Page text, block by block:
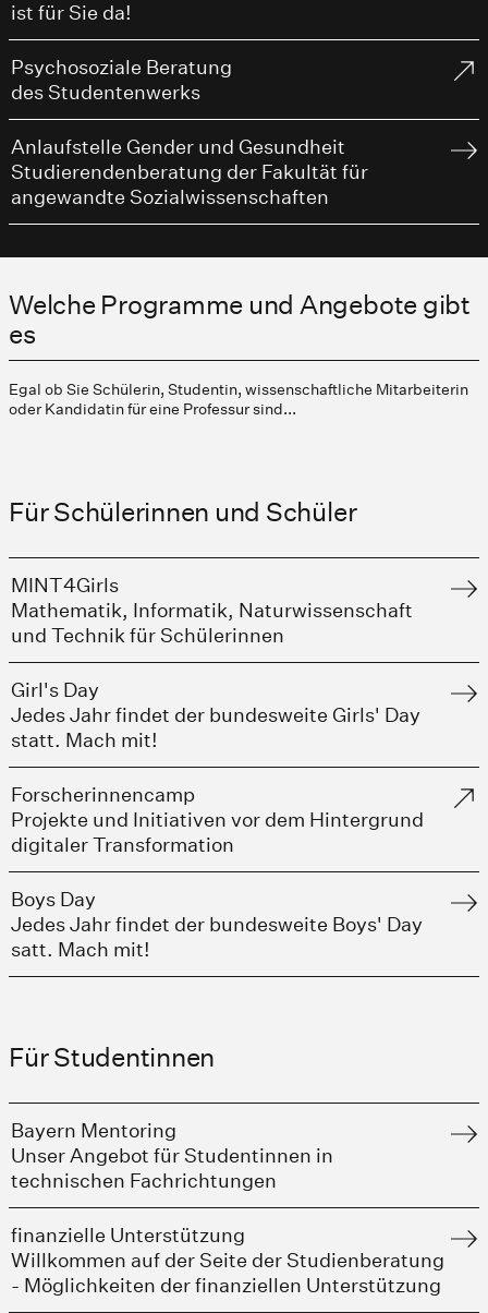
ist für Sie da!
Psychosoziale Beratung
des Studentenwerks
Anlaufstelle Gender und Gesundheit
Studierendenberatung der Fakultät für
angewandte Sozialwissenschaften
Welche Programme und Angebote gibt
es
Egal ob Sie Schülerin, Studentin, wissenschaftliche Mitarbeiterin
oder Kandidatin für eine Professur sind...
Für Schülerinnen und Schüler
MINT4Girls
Mathematik, Informatik, Naturwissenschaft
und Technik für Schülerinnen
Girl's Day
Jedes Jahr findet der bundesweite Girls' Day
statt. Mach mit!
Forscherinnencamp
Projekte und Initiativen vor dem Hintergrund
digitaler Transformation
Boys Day
Jedes Jahr findet der bundesweite Boys' Day
satt. Mach mit!
Für Studentinnen
Bayern Mentoring
Unser Angebot für Studentinnen in
technischen Fachrichtungen
finanzielle Unterstützung
Willkommen auf der Seite der Studienberatung
- Möglichkeiten der finanziellen Unterstützung